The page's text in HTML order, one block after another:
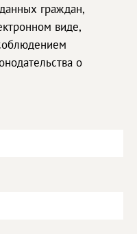
граждан,
виде,
о